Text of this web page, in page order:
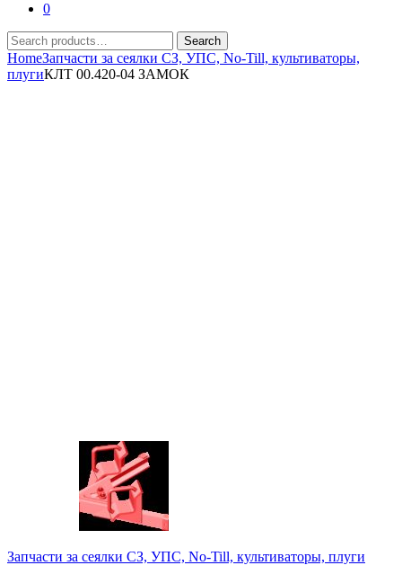
0
Search
for:
Search
HomeЗапчасти за сеялки СЗ, УПС, No-Till, культиваторы,
плугиКЛТ 00.420-04 ЗАМОК
Запчасти за сеялки СЗ, УПС, No-Till, культиваторы, плуги